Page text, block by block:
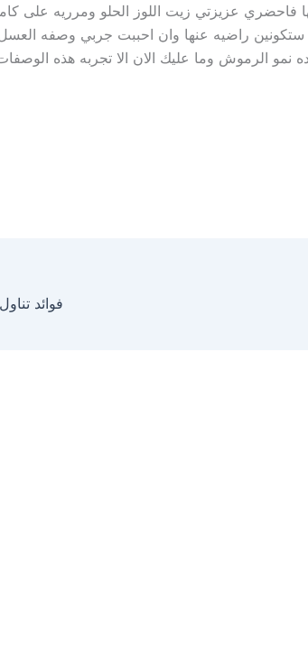
فاحضري عزيزتي زيت اللوز الحلو ومرريه على
ستكونين راضيه عنها وان احببت جربي وصفه
نمو الرموش وما عليك الان الا تجربه هذه
فوائد